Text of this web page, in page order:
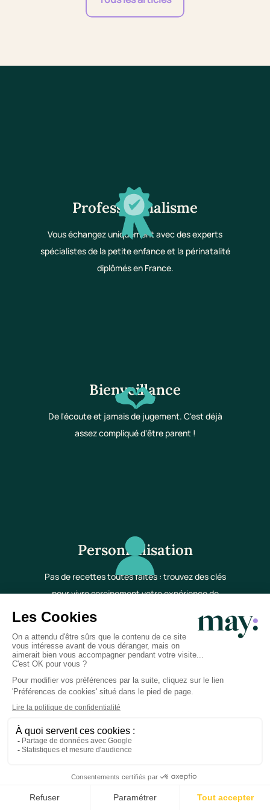
Professionnalisme
Vous échangez uniquement avec des experts
spécialistes de la petite enfance et la périnatalité
diplômés en France.
Bienveillance
De l'écoute et jamais de jugement. C'est déjà
assez compliqué d'être parent !
Personnalisation
Pas de recettes toutes faites : trouvez des clés
pour vivre sereinement votre expérience de
Confidentialité
Vos données sont sécurisées et soumises au